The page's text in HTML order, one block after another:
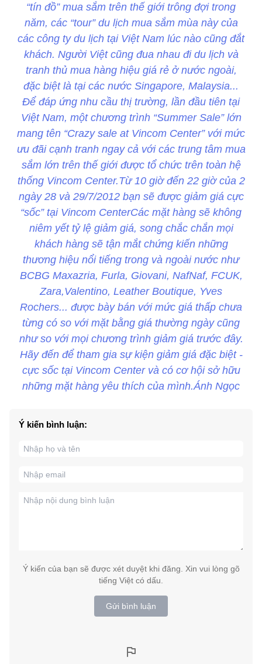
“tín đồ” mua sắm trên thế giới trông đợi trong
năm, các “tour” du lịch mua sắm mùa này của
các công ty du lịch tại Việt Nam lúc nào cũng đắt
khách. Người Việt cũng đua nhau đi du lịch và
tranh thủ mua hàng hiệu giá rẻ ở nước ngoài,
đặc biệt là tại các nước Singapore, Malaysia...
Để đáp ứng nhu cầu thị trường, lần đầu tiên tại
Việt Nam, một chương trình “Summer Sale” lớn
mang tên “Crazy sale at Vincom Center” với mức
ưu đãi cạnh tranh ngay cả với các trung tâm mua
sắm lớn trên thế giới được tổ chức trên toàn hệ
thống Vincom Center.Từ 10 giờ đến 22 giờ của 2
ngày 28 và 29/7/2012 bạn sẽ được giảm giá cực
“sốc” tại Vincom CenterCác mặt hàng sẽ không
niêm yết tỷ lệ giảm giá, song chắc chắn mọi
khách hàng sẽ tận mắt chứng kiến những
thương hiệu nổi tiếng trong và ngoài nước như
BCBG Maxazria, Furla, Giovani, NafNaf, FCUK,
Zara,Valentino, Leather Boutique, Yves
Rochers... được bày bán với mức giá thấp chưa
từng có so với mặt bằng giá thường ngày cũng
như so với mọi chương trình giảm giá trước đây.
Hãy đến để tham gia sự kiện giảm giá đặc biệt -
cực sốc tại Vincom Center và có cơ hội sở hữu
những mặt hàng yêu thích của mình.Ánh Ngọc
Ý kiến bình luận:
Ý kiến của bạn sẽ được xét duyệt khi đăng. Xin vui lòng gõ
tiếng Việt có dấu.
Gửi bình luận